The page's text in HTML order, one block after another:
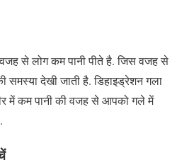
से लोग कम पानी पीते है. जिस वजह से
समस्या देखी जाती है. डिहाइड्रेशन गला
में कम पानी की वजह से आपको गले में